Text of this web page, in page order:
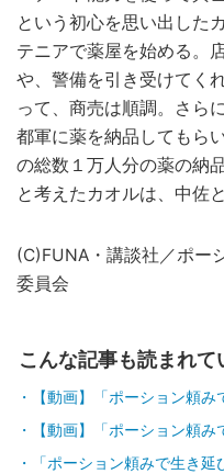
という初心を思い出した
テニアで薬屋を始める。
や、警備を引き受けてく
って、商売は順調。さら
都軍に薬を納品してもら
の総数１万人分の薬の納
と考えたカオルは、中佐
(C)FUNA・講談社／ポー
委員会
こんな記事も読まれて
【動画】「ポーション頼
【動画】「ポーション頼
「ポーション頼みで生き